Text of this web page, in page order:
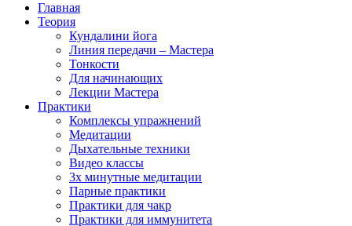
Главная
Теория
Кундалини йога
Линия передачи – Мастера
Тонкости
Для начинающих
Лекции Мастера
Практики
Комплексы упражнений
Медитации
Дыхательные техники
Видео классы
3х минутные медитации
Парные практики
Практики для чакр
Практики для иммунитета